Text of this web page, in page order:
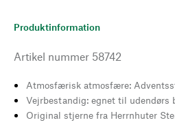
Produktinformation
Artikel nummer 58742
Atmosfærisk atmosfære:
Vejrbestandig: egnet til udendørs
Original stjerne fra Herrnhuter